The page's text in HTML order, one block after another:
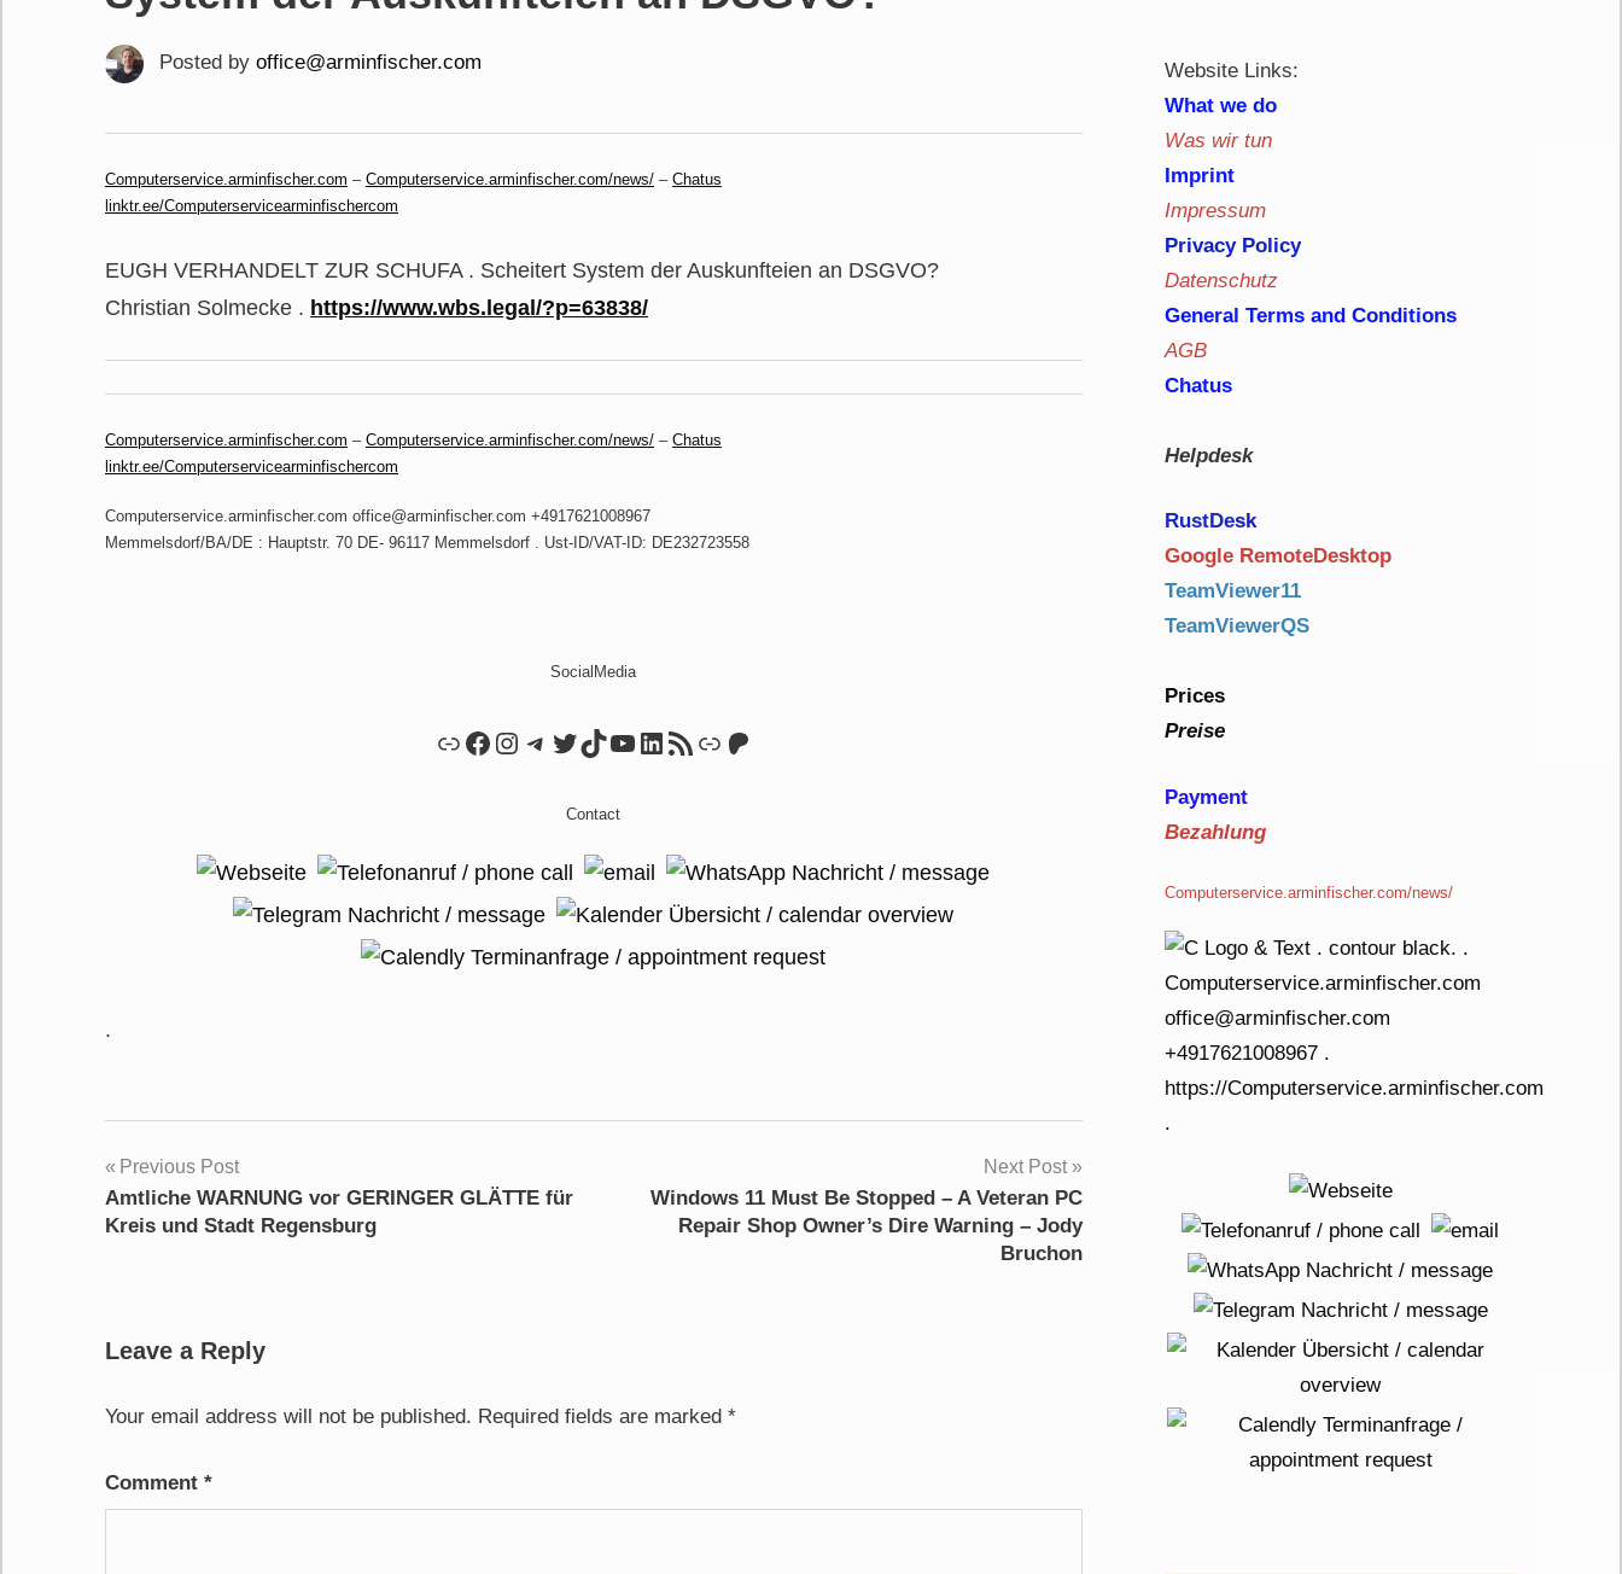
Posted by office@arminfischer.com
Computerservice.arminfischer.com – Computerservice.arminfischer.com/news/ – Chatus
linktr.ee/Computerservicearminfischercom
EUGH VERHANDELT ZUR SCHUFA . Scheitert System der Auskunfteien an DSGVO?
Christian Solmecke . https://www.wbs.legal/?p=63838/
Computerservice.arminfischer.com – Computerservice.arminfischer.com/news/ – Chatus
linktr.ee/Computerservicearminfischercom
Computerservice.arminfischer.com office@arminfischer.com +4917621008967
Memmelsdorf/BA/DE : Hauptstr. 70 DE- 96117 Memmelsdorf . Ust-ID/VAT-ID: DE232723558
SocialMedia
LinkFacebook
Instagram
Telegram
Twitter
TikTok
YouTube
LinkedIn
RSS Feed
LinkPatreon
Contact
.
Post
navigation
Previous Post
Amtliche WARNUNG vor GERINGER GLÄTTE für
Kreis und Stadt Regensburg
Next Post
Windows 11 Must Be Stopped – A Veteran PC
Repair Shop Owner’s Dire Warning – Jody
Bruchon
Leave a Reply
Your email address will not be published. Required fields are marked *
Comment *
Website Links:
What we do
Was wir tun
Imprint
Impressum
Privacy Policy
Datenschutz
General Terms and Conditions
AGB
Chatus
Helpdesk
RustDesk
Google RemoteDesktop
TeamViewer11
TeamViewerQS
Prices
Preise
Payment
Bezahlung
Computerservice.arminfischer.com/news/